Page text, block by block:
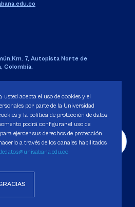
Km. 7, Autopista Norte de
Colombia.
130 del 14 de enero de 1980.
usted acepta el uso de cookies y el
por parte de la Universidad
y la política de protección de datos
podrá configurar el uso de
ejercer sus derechos de protección
a través de los canales habilitados